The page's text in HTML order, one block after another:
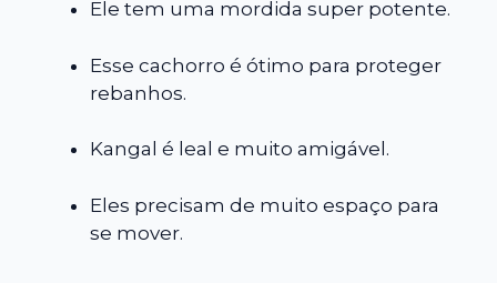
Ele tem uma mordida super potente.
Esse cachorro é ótimo para proteger
rebanhos.
Kangal é leal e muito amigável.
Eles precisam de muito espaço para
se mover.